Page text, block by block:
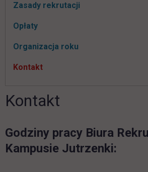
Zasady rekrutacji
Opłaty
Organizacja roku
Kontakt
Kontakt
Godziny pracy Biura
Kampusie Jutrzenki: